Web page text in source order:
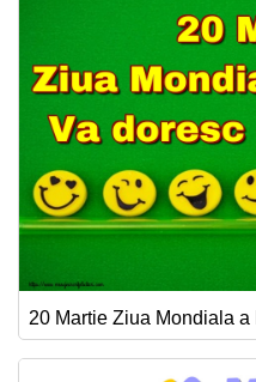
20 Martie Ziua Mondiala